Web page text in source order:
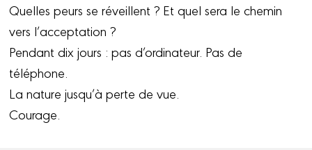
Quelles peurs se réveillent ? Et quel sera le chemin
vers l’acceptation ?
Pendant dix jours : pas d’ordinateur. Pas de
téléphone.
La nature jusqu’à perte de vue.
Courage.